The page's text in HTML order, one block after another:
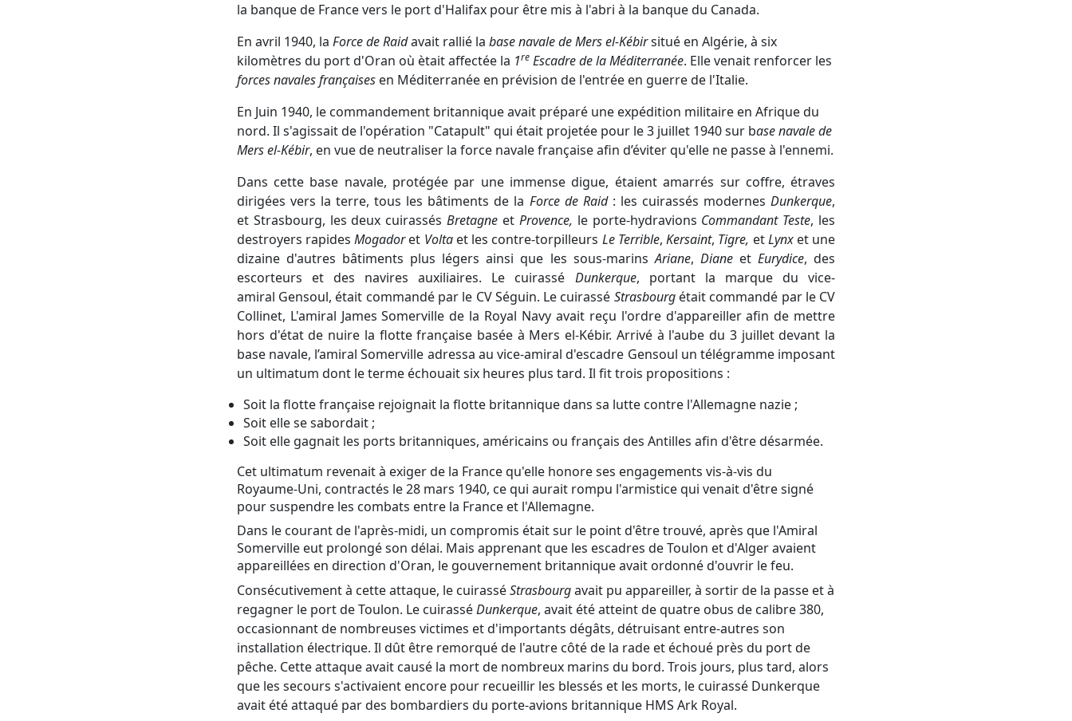
la banque de France vers le port d'Halifax pour être mis à l'abri à la banque du Canada.
En avril 1940, la Force de Raidavait rallié la base navale de Mers el-Kébirsitué en Algérie, à six
kilomètres du port d'Oran où ètait affectée la 1reEscadre de la Méditerranée. Elle venait renforcer les
forces navales françaisesen Méditerranée en prévision de l'entrée en guerre de l'Italie.
En Juin 1940, le commandement britannique avait préparé une expédition militaire en Afrique du
nord. Il s'agissait de l'opération "Catapult" qui était projetée pour le 3 juillet 1940 sur base navale de
Mers el-Kébir, en vue de neutraliser la force navale française afin d’éviter qu'elle ne passe à l'ennemi.
Dans cette base navale, protégée par une immense digue, étaient amarrés sur coffre, étraves
dirigées vers la terre, tous les bâtiments de la Force de Raid: les cuirassés modernesDunkerque,
et Strasbourg, les deux cuirassés Bretagne et Provence, le porte-hydravions Commandant Teste, les
destroyers rapidesMogadoret Voltaet les contre-torpilleurs Le Terrible,Kersaint, Tigre, etLynxet une
dizaine d'autres bâtiments plus légers ainsi que les sous-marins Ariane, DianeetEurydice, des
escorteurs et des navires auxiliaires. Le cuirassé Dunkerque, portant la marque du vice-
amiral Gensoul, était commandé par le CV Séguin. Le cuirassé Strasbourgétait commandé par le CV
Collinet, L'amiral James Somerville de la Royal Navy avait reçu l'ordre d'appareiller afin de mettre
hors d'état de nuire la flotte française basée à Mers el-Kébir. Arrivé à l'aube du 3 juillet devant la
base navale, l’amiral Somerville adressa au vice-amiral d'escadre Gensoul un télégramme imposant
un ultimatum dont le terme échouait six heures plus tard. Il fit trois propositions :
Soit la flotte française rejoignait la flotte britannique dans sa lutte contre l'Allemagne nazie ;
Soit elle se sabordait ;
Soit elle gagnait les ports britanniques, américains ou français des Antilles afin d'être désarmée.
Cet ultimatum revenait à exiger de la France qu'elle honore ses engagements vis-à-vis du
Royaume-Uni, contractés le 28 mars 1940, ce qui aurait rompu l'armistice qui venait d'être signé
pour suspendre les combats entre la France et l'Allemagne.
Dans le courant de l'après-midi, un compromis était sur le point d'être trouvé, après que l'Amiral
Somerville eut prolongé son délai. Mais apprenant que les escadres de Toulon et d'Alger avaient
appareillées en direction d'Oran, le gouvernement britannique avait ordonné d'ouvrir le feu.
Consécutivement à cette attaque, le cuirasséStrasbourgavait pu appareiller, à sortir de la passe et à
regagner le port de Toulon. Le cuirasséDunkerque, avait été atteint de quatre obus de calibre 380,
occasionnant de nombreuses victimes et d'importants dégâts, détruisant entre-autres son
installation électrique. Il dût être remorqué de l'autre côté de la rade et échoué près du port de
pêche. Cette attaque avait causé la mort de nombreux marins du bord. Trois jours, plus tard, alors
que les secours s'activaient encore pour recueillir les blessés et les morts, le cuirassé Dunkerque
avait été attaqué par des bombardiers du porte-avions britannique HMS Ark Royal.